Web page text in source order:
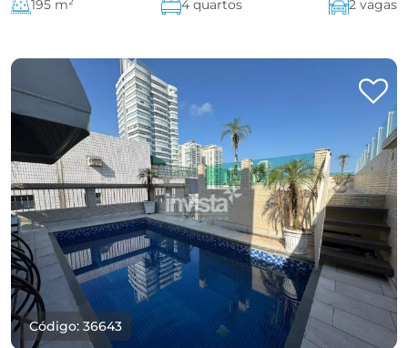
195 m² 4 quartos 2 vagas
Código: 36643